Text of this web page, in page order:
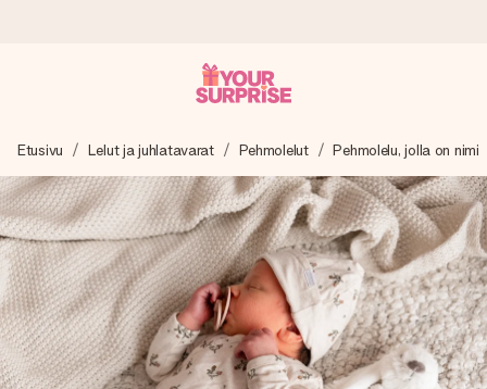
Valmistamme lahjasi huolella ja lähetämme sen hetkessä,
jotta voit antaa sen juuri oikeaan aikaan, kun sillä on eniten
merkitystä.
4,8 (+15 000 arvostelun perusteella)
Lahjamme inspiroivat. Asiakkaiden arvosana on 4,8 Google
Reviewsissä.
Etusivu Lelut ja juhlatavarat Pehmolelut Pehmolelu, jolla on nimi